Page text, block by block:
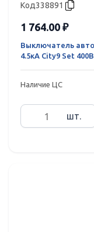
Код338891
1 764.00 ₽
Выключатель
4.5кА City9 Set 400В
Наличие ЦС
шт.